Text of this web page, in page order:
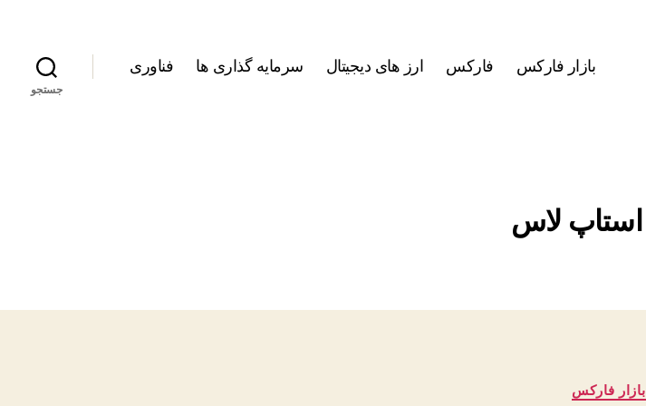
بازار فارکس فارکس ارز های دیجیتال سرمایه گذاری ها فناوری
جستجو
استاپ لاس
دسته‌ها
بازار فارکس